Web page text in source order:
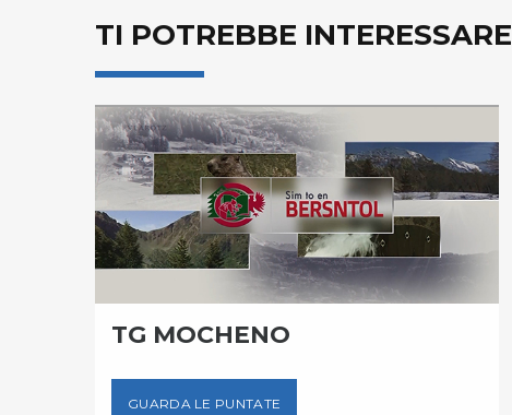
TI POTREBBE INTERESSARE
TG MOCHENO
GUARDA LE PUNTATE